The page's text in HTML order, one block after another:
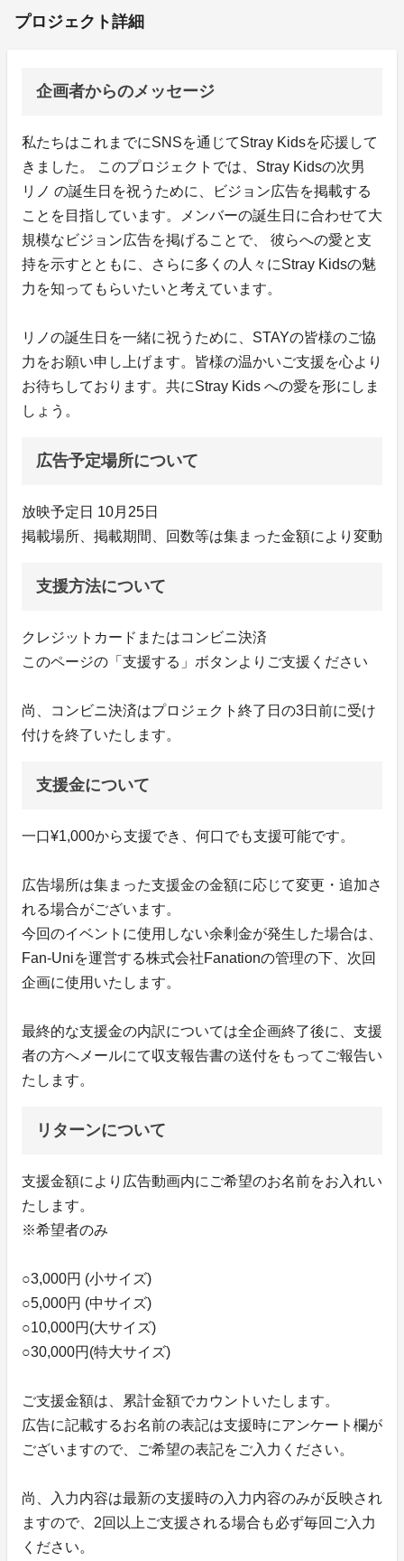
プロジェクト詳細
企画者からのメッセージ
私たちはこれまでにSNSを通じてStray Kidsを応援して
きました。 このプロジェクトでは、Stray Kidsの次男
リノ の誕生日を祝うために、ビジョン広告を掲載する
ことを目指しています。メンバーの誕生日に合わせて大
規模なビジョン広告を掲げることで、 彼らへの愛と支
持を示すとともに、さらに多くの人々にStray Kidsの魅
力を知ってもらいたいと考えています。
リノの誕生日を一緒に祝うために、STAYの皆様のご協
力をお願い申し上げます。皆様の温かいご支援を心より
お待ちしております。共にStray Kids への愛を形にしま
しょう。
広告予定場所について
放映予定日 10月25日
掲載場所、掲載期間、回数等は集まった金額により変動
支援方法について
クレジットカードまたはコンビニ決済
このページの「支援する」ボタンよりご支援ください
尚、コンビニ決済はプロジェクト終了日の3日前に受け
付けを終了いたします。
支援金について
一口¥1,000から支援でき、何口でも支援可能です。
広告場所は集まった支援金の金額に応じて変更・追加さ
れる場合がございます。
今回のイベントに使用しない余剰金が発生した場合は、
Fan-Uniを運営する株式会社Fanationの管理の下、次回
企画に使用いたします。
最終的な支援金の内訳については全企画終了後に、支援
者の方へメールにて収支報告書の送付をもってご報告い
たします。
リターンについて
支援金額により広告動画内にご希望のお名前をお入れい
たします。
※希望者のみ
○3,000円 (小サイズ)
○5,000円 (中サイズ)
○10,000円(大サイズ)
○30,000円(特大サイズ)
ご支援金額は、累計金額でカウントいたします。
広告に記載するお名前の表記は支援時にアンケート欄が
ございますので、ご希望の表記をご入力ください。
尚、入力内容は最新の支援時の入力内容のみが反映され
ますので、2回以上ご支援される場合も必ず毎回ご入力
ください。